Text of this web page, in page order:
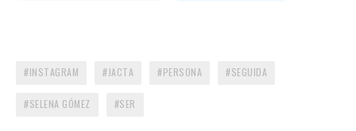
INSTAGRAM JACTA PERSONA SEGUIDA
SELENA GÓMEZ SER